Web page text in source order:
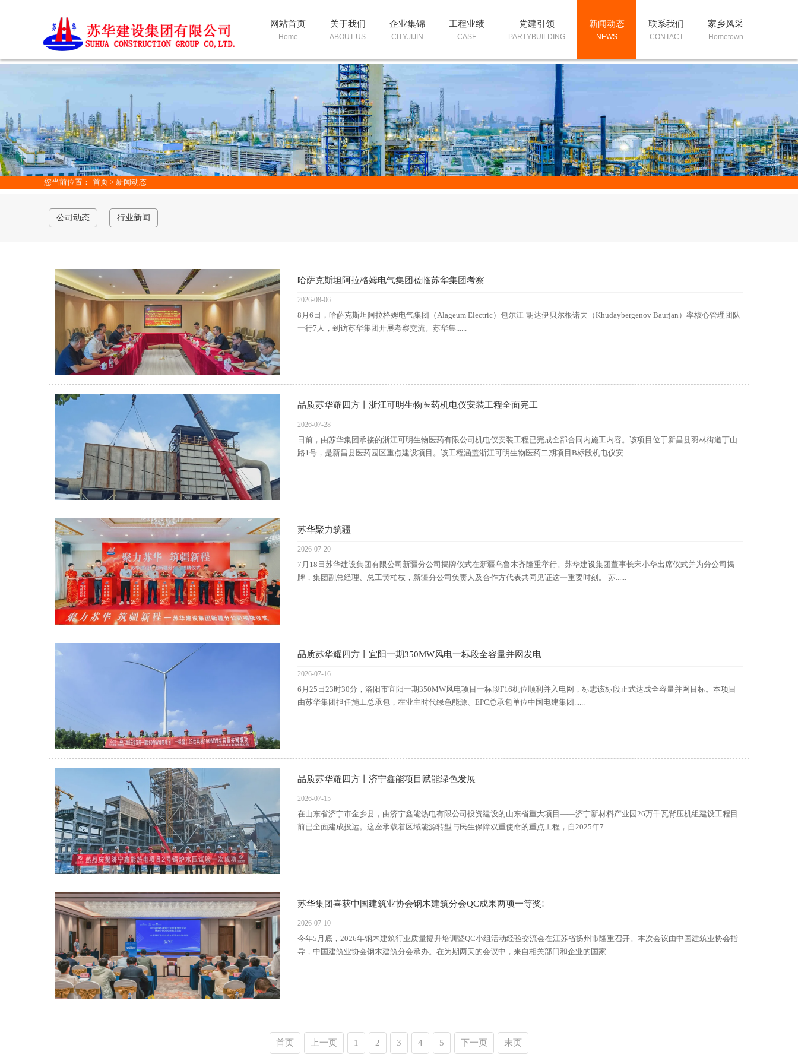
网站首页
Home
关于我们
ABOUT US
企业集锦
CITYJIJIN
工程业绩
CASE
党建引领
PARTYBUILDING
新闻动态
NEWS
联系我们
CONTACT
家乡风采
Hometown
您当前位置： 首页 > 新闻动态
公司动态 行业新闻
哈萨克斯坦阿拉格姆电气集团莅临苏华集团考察
2026-08-06
8月6日，哈萨克斯坦阿拉格姆电气集团（Alageum Electric）包尔江·胡达伊贝尔根诺夫（Khudaybergenov Baurjan）率核心管理团队
一行7人，到访苏华集团开展考察交流。苏华集......
品质苏华耀四方丨浙江可明生物医药机电仪安装工程全面完工
2026-07-28
日前，由苏华集团承接的浙江可明生物医药有限公司机电仪安装工程已完成全部合同内施工内容。该项目位于新昌县羽林街道丁山
路1号，是新昌县医药园区重点建设项目。该工程涵盖浙江可明生物医药二期项目B标段机电仪安......
苏华聚力筑疆
2026-07-20
7月18日苏华建设集团有限公司新疆分公司揭牌仪式在新疆乌鲁木齐隆重举行。苏华建设集团董事长宋小华出席仪式并为分公司揭
牌，集团副总经理、总工黄柏枝，新疆分公司负责人及合作方代表共同见证这一重要时刻。 苏......
品质苏华耀四方丨宜阳一期350MW风电一标段全容量并网发电
2026-07-16
6月25日23时30分，洛阳市宜阳一期350MW风电项目一标段F16机位顺利并入电网，标志该标段正式达成全容量并网目标。本项目
由苏华集团担任施工总承包，在业主时代绿色能源、EPC总承包单位中国电建集团......
品质苏华耀四方丨济宁鑫能项目赋能绿色发展
2026-07-15
在山东省济宁市金乡县，由济宁鑫能热电有限公司投资建设的山东省重大项目——济宁新材料产业园26万千瓦背压机组建设工程目
前已全面建成投运。这座承载着区域能源转型与民生保障双重使命的重点工程，自2025年7......
苏华集团喜获中国建筑业协会钢木建筑分会QC成果两项一等奖!
2026-07-10
今年5月底，2026年钢木建筑行业质量提升培训暨QC小组活动经验交流会在江苏省扬州市隆重召开。本次会议由中国建筑业协会指
导，中国建筑业协会钢木建筑分会承办。在为期两天的会议中，来自相关部门和企业的国家......
首页 上一页 1 2 3 4 5 下一页 末页